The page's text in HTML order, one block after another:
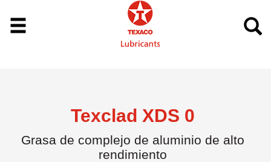
Texclad XDS 0
Grasa de complejo de aluminio de alto
rendimiento